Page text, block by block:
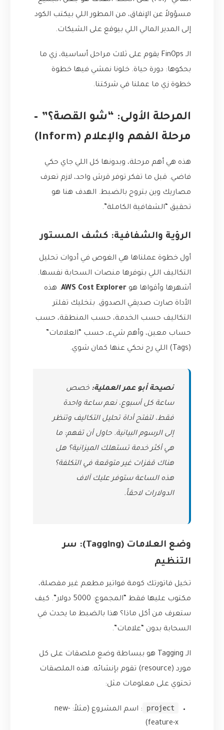
مسؤولاً عن الإنفاق، من المطور اللي بيكتب الكود
إلى المدير المالي اللي بيوقع على الشيكات.
الـ FinOps يقوم على ثلاث مراحل أساسية، زي ما
بحكوها: دورة حياة. خلونا نمشي فيها خطوة
خطوة زي ما عملنا في شركتنا.
المرحلة الأولى: “شو القصة؟” –
مرحلة الفهم والإعلام (Inform)
هذه هي أهم مرحلة، وبدونها كل اللي جاي حكي
فاضي. قبل ما تفكر توفر قرش واحد، لازم تعرف
مصاريك وين بتروح بالضبط. الهدف هنا هو
تحقيق “الشفافية الكاملة”.
الرؤية والشفافية: كشف المستور
أول خطوة عملناها هي الغوص في أدوات تحليل
التكاليف اللي بتوفرها منصات السحابة نفسها.
أشهرها وأقواها هو AWS Cost Explorer. هذه
الأداة صارت صديقي الصدوق. بتخليك تفلتر
التكاليف حسب الخدمة، حسب المنطقة، حسب
حساب معين، وأهم شيء، حسب “العلامات”
(Tags) اللي رح نحكي عنها كمان شوي.
نصيحة أبو عمر العملية: خصص
ساعة كل أسبوع، نعم ساعة واحدة
فقط، لتفتح أداة تحليل التكاليف وتنظر
إلى الرسوم البيانية. حاول أن تفهم: ما
هي أكثر خدمة تستهلك الميزانية؟ هل
هناك قفزات غير متوقعة في التكلفة؟
هذه الساعة ستوفر عليك آلاف
الدولارات لاحقاً.
وضع العلامات (Tagging): سر
التنظيم
تخيل فاتورتك كومة فواتير مطعم غير مفصلة،
مكتوب عليها فقط “المجموع: 5000 دولار”. كيف
ستعرف من أكل ماذا؟ هذا بالضبط ما يحدث في
السحابة بدون “علامات”.
الـ Tagging هو ببساطة وضع ملصقات على كل
مورد (resource) تقوم بإنشائه. هذه الملصقات
تحتوي على معلومات مثل:
project
: اسم المشروع (مثلاً: new-
feature-x)